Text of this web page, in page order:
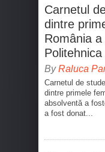
Carnetul
dintre
România
ByRaluca
Carnetul de
dintre primele
absolventă a
a fost donat...